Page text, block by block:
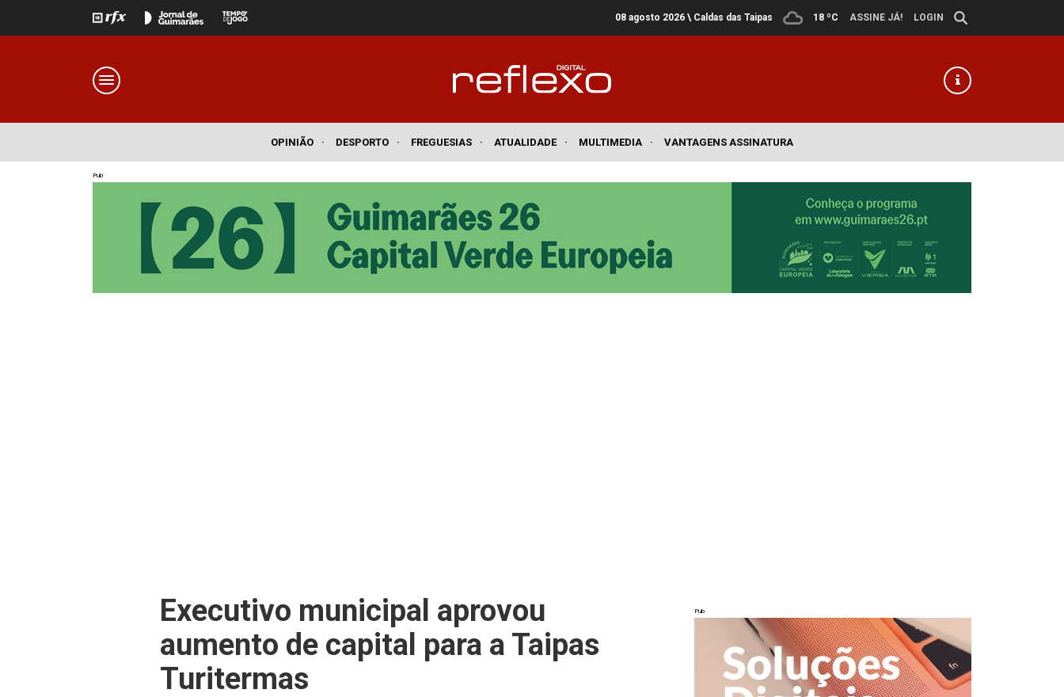
08 agosto 2026 \ Caldas das Taipas 18 ºC ASSINE JÁ! LOGIN
OPINIÃO · DESPORTO · FREGUESIAS · ATUALIDADE · MULTIMEDIA · VANTAGENS ASSINATURA
Pub
Executivo municipal aprovou
aumento de capital para a Taipas
Turitermas
Pub